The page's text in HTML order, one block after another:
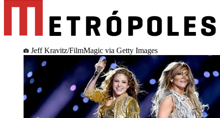
Jeff Kravitz/FilmMagic via Getty Images